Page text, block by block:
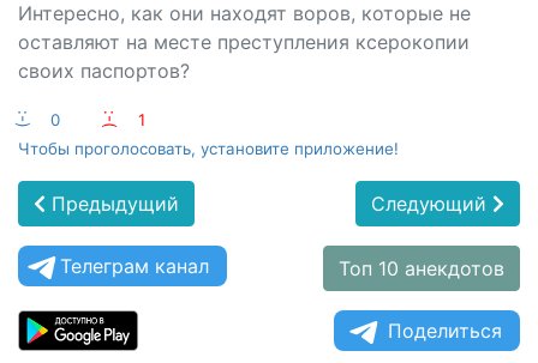
Интересно, как они находят воров, которые не
оставляют на месте преступления ксерокопии
своих паспортов?
:-) 0 :-(
1
Чтобы проголосовать, установите приложение!
Предыдущий Следующий
Телеграм канал Топ 10 анекдотов
Поделиться